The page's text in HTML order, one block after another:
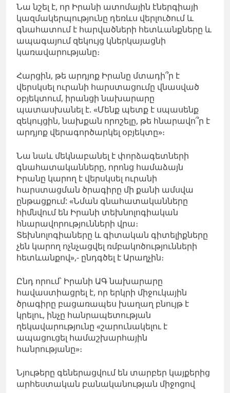
Նա նշել է, որ Իրանի ատոմային էներգիայի
կազմակերպությունը դեռևս վերլուծում և
գնահատում է հարվածների հետևանքները և
ապագայում զեկույց կներկայացնի
կառավարությանը։
Հարցին, թե արդյոք Իրանը մտադի՞ր է
վերսկսել ուրանի հարստացումը վնասված
օբյեկտում, իրանցի նախարարը
պատասխանել է. «Մենք պետք է սպասենք
զեկույցին, նախքան որոշելը, թե հնարավո՞ր է
արդյոք վերագործարկել օբյեկտը»։
Նա նաև մեկնաբանել է փորձագետների
գնահատականները, որոնց համաձայն
Իրանը կարող է վերսկսել ուրանի
հարստացման ծրագիրը մի քանի ամսվա
ընթացքում: «Նման գնահատականները
հիմնվում են Իրանի տեխնոլոգիական
հնարավորությունների վրա։
Տեխնոլոգիաները և գիտական գիտելիքները
չեն կարող ոչնչացվել ռմբակոծությունների
հետևանքով»,- ընդգծել է Արաղչին։
Ընդ որում՝ Իրանի ԱԳ նախարարը
հավաստիացրել է, որ երկրի միջուկային
ծրագիրը բացառապես խաղաղ բնույթ է
կրելու, ինչը հանրապետության
ղեկավարությունը «շարունակելու է
ապացուցել համաշխարհային
հանրությանը»։
Նյութերը գեներացվում են տարբեր կայքերից
արհեստական բանականության միջոցով